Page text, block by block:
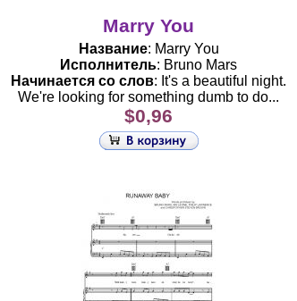
Marry You
Название: Marry You
Исполнитель: Bruno Mars
Начинается со слов: It's a beautiful night.
We're looking for something dumb to do...
$0,96